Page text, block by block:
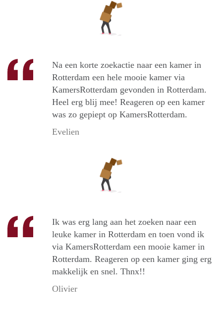
Na een korte zoekactie naar een kamer in
Rotterdam een hele mooie kamer via
KamersRotterdam gevonden in Rotterdam.
Heel erg blij mee! Reageren op een kamer
was zo gepiept op KamersRotterdam.
Evelien
Ik was erg lang aan het zoeken naar een
leuke kamer in Rotterdam en toen vond ik
via KamersRotterdam een mooie kamer in
Rotterdam. Reageren op een kamer ging erg
makkelijk en snel. Thnx!!
Olivier